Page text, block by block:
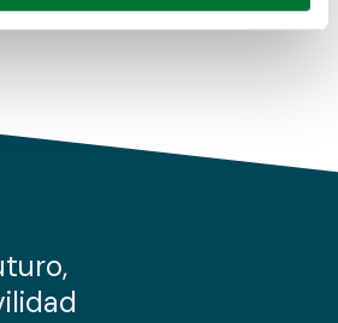
sobre cómo se procesan sus
que haga del sitio web con
sociales, publicidad y análisis